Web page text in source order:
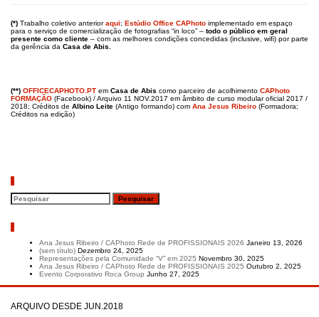
(*) Trabalho coletivo anterioraqui; Estúdio Office CAPhoto implementado em espaço
para o serviço de comercialização de fotografias “in loco” – todo o público em geral
presente como cliente – com as melhores condições concedidas (inclusive, wifi) por parte
da gerência da Casa de Abis.
(**) OFFICECAPHOTO.PT em Casa de Abis como parceiro de acolhimento CAPhoto
FORMAÇÃO (Facebook) / Arquivo 11 NOV.2017 em âmbito de curso modular oficial 2017 /
2018; Créditos de Albino Leite (Antigo formando) com Ana Jesus Ribeiro (Formadora;
Créditos na edição)
Ana Jesus Ribeiro / CAPhoto Rede de PROFISSIONAIS 2026 Janeiro 13, 2026
(sem título) Dezembro 24, 2025
Representações pela Comunidade “V” em 2025 Novembro 30, 2025
Ana Jesus Ribeiro / CAPhoto Rede de PROFISSIONAIS 2025 Outubro 2, 2025
Evento Corporativo Roca Group Junho 27, 2025
ARQUIVO DESDE JUN.2018